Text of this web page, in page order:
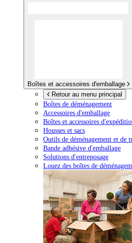
Boîtes et accessoires d'emballage
Retour au menu principal
Boîtes de déménagement
Accessoires d'emballage
Boîtes et accessoires
Housses et sacs
Outils de déménagement et de
Bande adhésive d'emballage
Solutions d'entreposage
Louez des boîtes de